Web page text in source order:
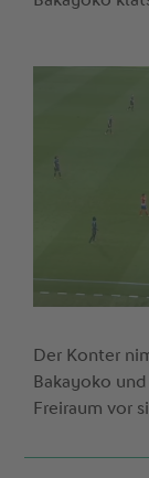
Der Konter
Bakayoko
Freiraum vor